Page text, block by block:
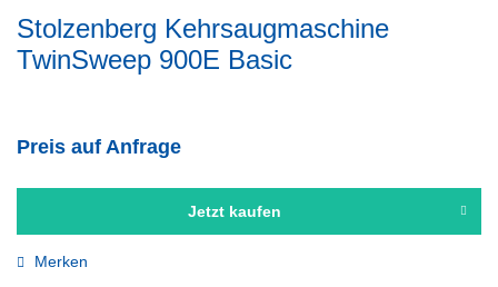
Stolzenberg Kehrsaugmaschine
TwinSweep 900E Basic
Preis auf Anfrage
Jetzt kaufen
Merken